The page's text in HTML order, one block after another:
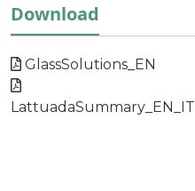
Download
GlassSolutions_EN
LattuadaSummary_EN_IT